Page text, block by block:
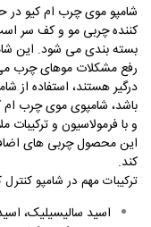
کننده چربی مو و کف سر
بسته بندی می شود. این
رفع مشکلات موهای چرب می
درگیر هستند، استفاده از
باشد، شامپوی موی چرب ام
و با فرمولاسیون و
این محصول چربی های
کند.
ترکیبات مهم در شامپو